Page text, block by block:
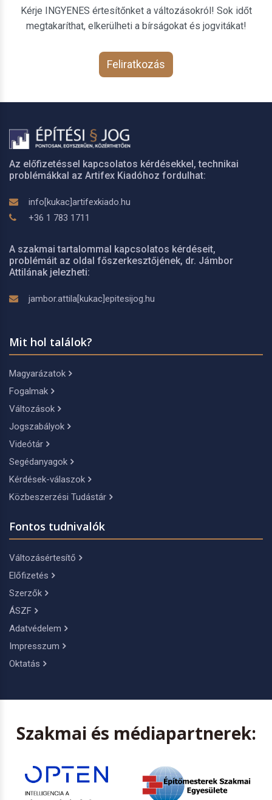
Kérje INGYENES értesítőnket a változásokról! Sok időt
megtakaríthat, elkerülheti a bírságokat és jogvitákat!
Feliratkozás
Az előfizetéssel kapcsolatos kérdésekkel, technikai
problémákkal az Artifex Kiadóhoz fordulhat:
info[kukac]artifexkiado.hu
+36 1 783 1711
A szakmai tartalommal kapcsolatos kérdéseit,
problémáit az oldal főszerkesztőjének, dr. Jámbor
Attilának jelezheti:
jambor.attila[kukac]epitesijog.hu
Mit hol találok?
Magyarázatok
Fogalmak
Változások
Jogszabályok
Videótár
Segédanyagok
Kérdések-válaszok
Közbeszerzési Tudástár
Fontos tudnivalók
Változásértesítő
Előfizetés
Szerzők
ÁSZF
Adatvédelem
Impresszum
Oktatás
Szakmai és médiapartnerek: